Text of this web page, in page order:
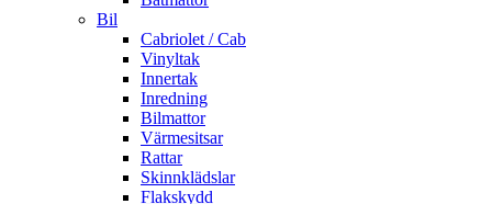
Bil
Cabriolet / Cab
Vinyltak
Innertak
Inredning
Bilmattor
Värmesitsar
Rattar
Skinnklädslar
Flakskydd